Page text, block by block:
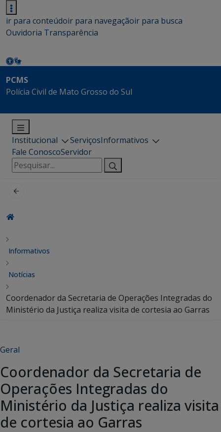
ir para conteúdoir para navegaçãoir para busca
Ouvidoria Transparência
PCMS
Polícia Civil de Mato Grosso do Sul
Institucional ServiçosInformativos
Fale ConoscoServidor
Pesquisar
por:
Informativos
Notícias
Coordenador da Secretaria de Operações Integradas do
Ministério da Justiça realiza visita de cortesia ao Garras
Geral
Coordenador da Secretaria de
Operações Integradas do
Ministério da Justiça realiza visita
de cortesia ao Garras